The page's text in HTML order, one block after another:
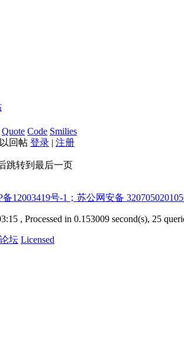
Quote Code Smilies
回帖 登录 | 注册
跳转到最后一页
备12003419号-1；苏公网安备
, Processed in 0.153009 second(s), 25
坛 Licensed